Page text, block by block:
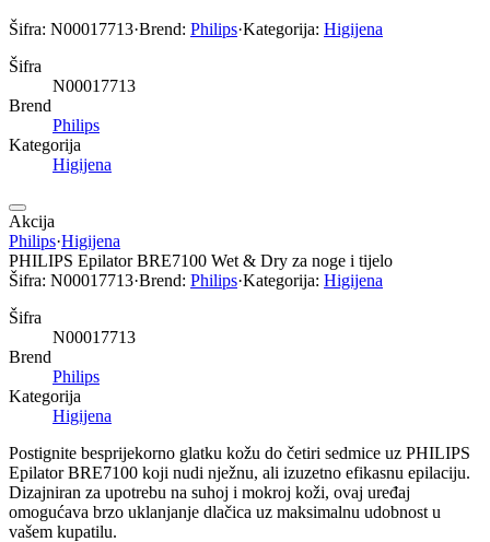
Šifra: N00017713·Brend: Philips·Kategorija: Higijena
Šifra
N00017713
Brend
Philips
Kategorija
Higijena
Akcija
Philips·Higijena
PHILIPS Epilator BRE7100 Wet & Dry za noge i tijelo
Šifra: N00017713·Brend: Philips·Kategorija: Higijena
Šifra
N00017713
Brend
Philips
Kategorija
Higijena
Postignite besprijekorno glatku kožu do četiri sedmice uz PHILIPS
Epilator BRE7100 koji nudi nježnu, ali izuzetno efikasnu epilaciju.
Dizajniran za upotrebu na suhoj i mokroj koži, ovaj uređaj
omogućava brzo uklanjanje dlačica uz maksimalnu udobnost u
vašem kupatilu.